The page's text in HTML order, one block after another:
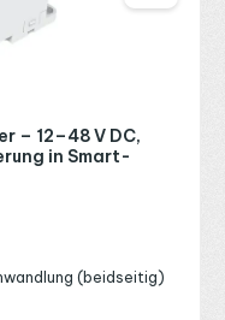
– 12–48 V DC,
in Smart-
(beidseitig)